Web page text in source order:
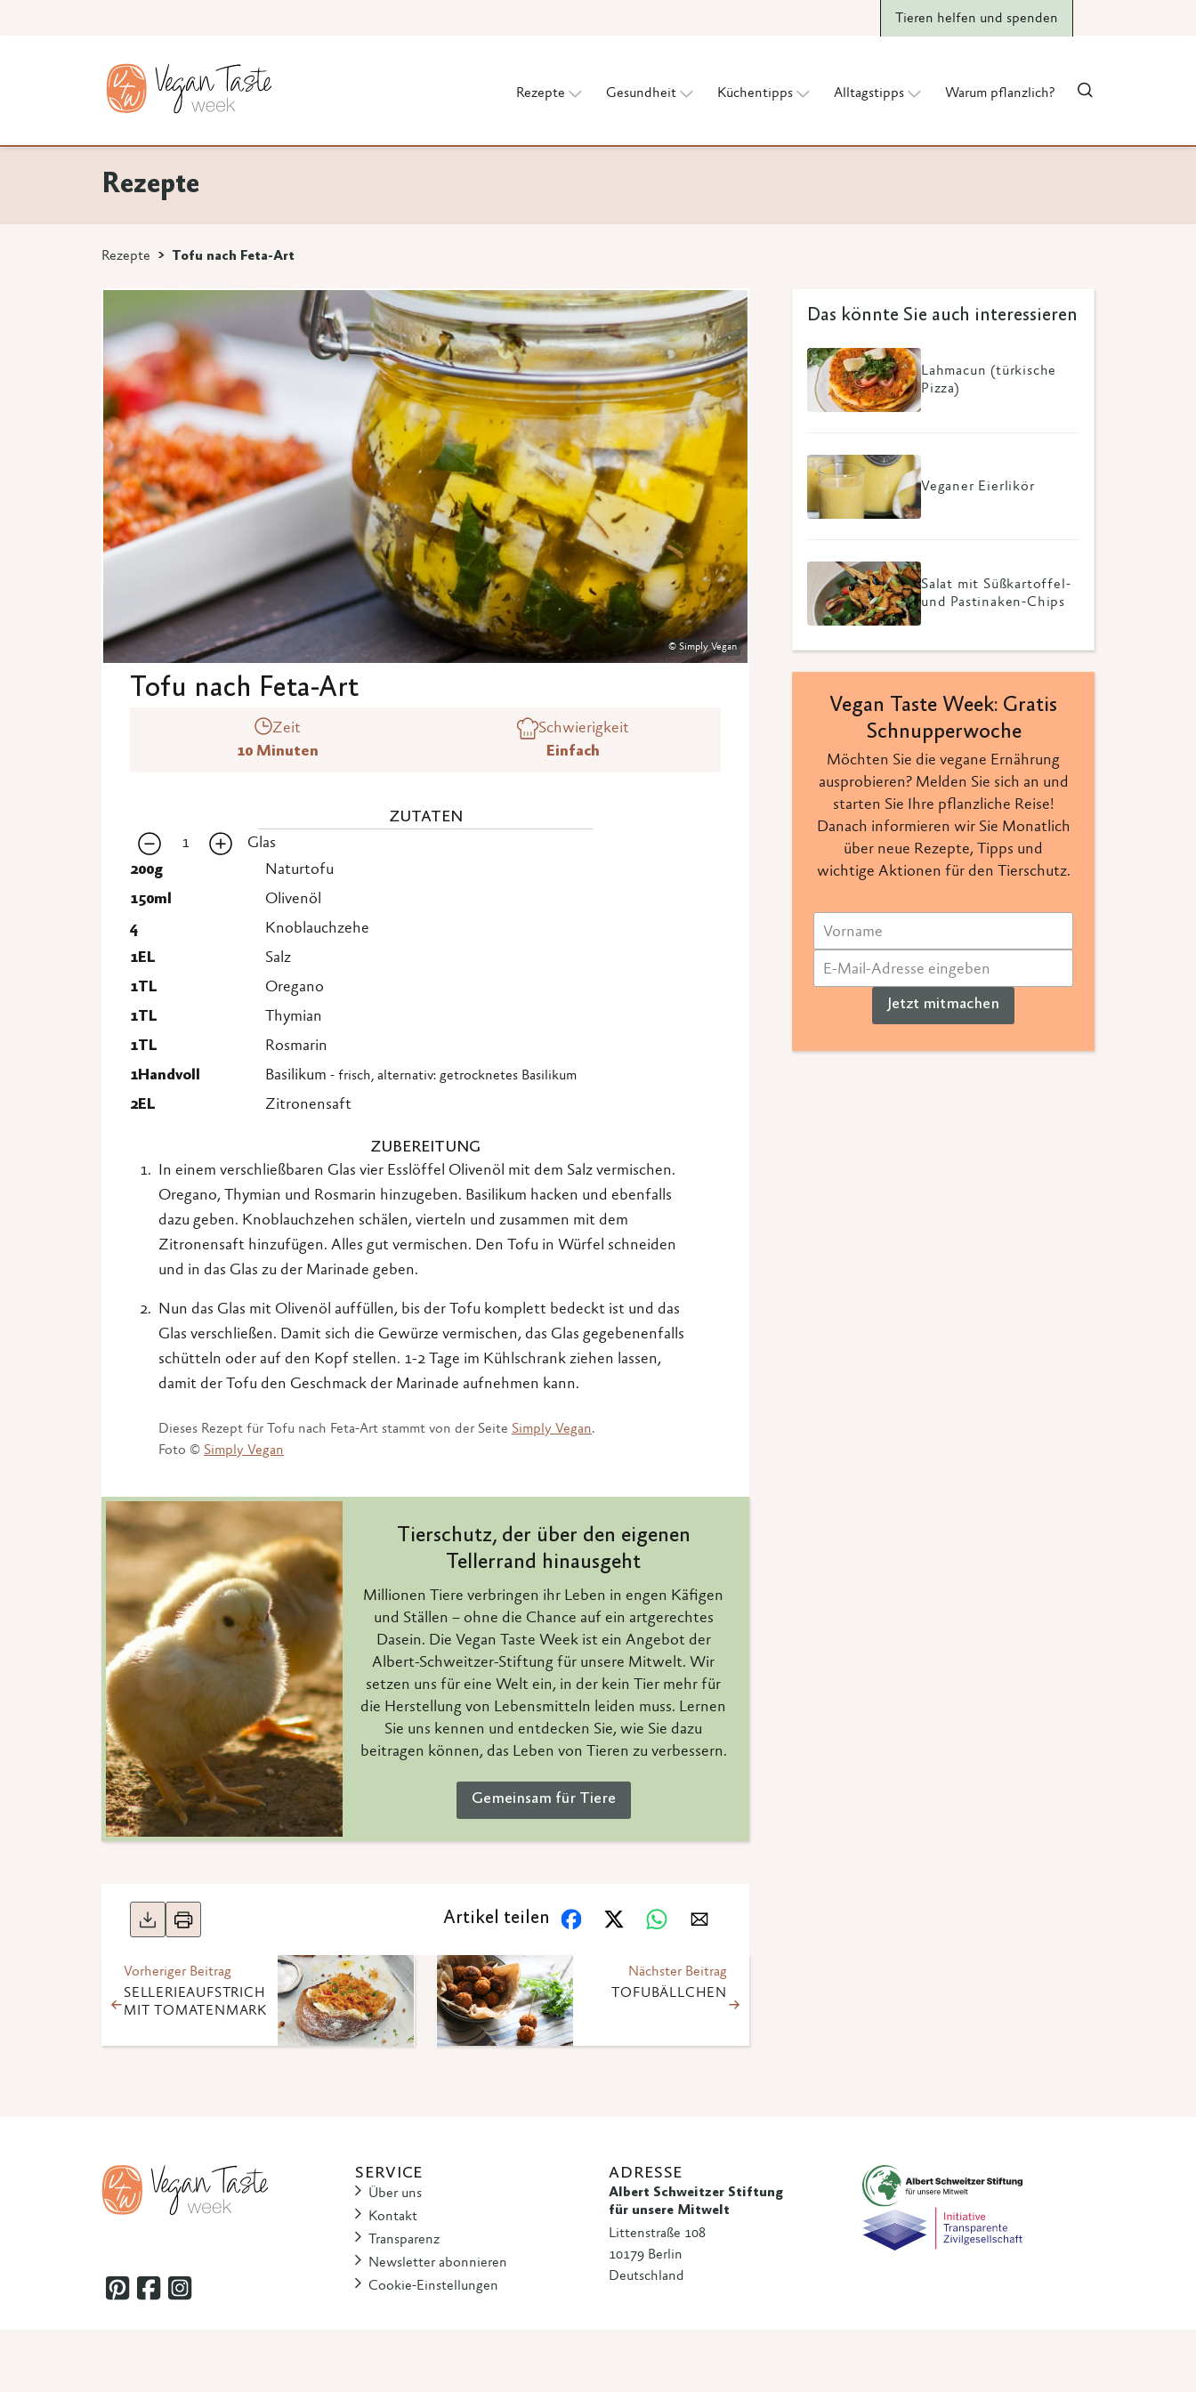
Tieren helfen und spenden
Rezepte Gesundheit Küchentipps Alltagstipps Warum pflanzlich?
Rezepte
Rezepte Tofu nach Feta-Art
© Simply Vegan
Tofu nach Feta-Art
Zeit
10 Minuten
Schwierigkeit
Einfach
ZUTATEN
1
Glas
200g
Naturtofu
150ml
Olivenöl
4
Knoblauchzehe
1EL
Salz
1TL
Oregano
1TL
Thymian
1TL
Rosmarin
1Handvoll Basilikum - frisch, alternativ: getrocknetes Basilikum
2EL Zitronensaft
ZUBEREITUNG
In einem verschließbaren Glas vier Esslöffel Olivenöl mit dem Salz vermischen.
Oregano, Thymian und Rosmarin hinzugeben. Basilikum hacken und ebenfalls
dazu geben. Knoblauchzehen schälen, vierteln und zusammen mit dem
Zitronensaft hinzufügen. Alles gut vermischen. Den Tofu in Würfel schneiden
und in das Glas zu der Marinade geben.
Nun das Glas mit Olivenöl auffüllen, bis der Tofu komplett bedeckt ist und das
Glas verschließen. Damit sich die Gewürze vermischen, das Glas gegebenenfalls
schütteln oder auf den Kopf stellen. 1-2 Tage im Kühlschrank ziehen lassen,
damit der Tofu den Geschmack der Marinade aufnehmen kann.
Dieses Rezept für Tofu nach Feta-Art stammt von der Seite Simply Vegan.
Foto © Simply Vegan
Tierschutz, der über den eigenen
Tellerrand hinausgeht
Millionen Tiere verbringen ihr Leben in engen Käfigen
und Ställen – ohne die Chance auf ein artgerechtes
Dasein. Die Vegan Taste Week ist ein Angebot der
Albert-Schweitzer-Stiftung für unsere Mitwelt. Wir
setzen uns für eine Welt ein, in der kein Tier mehr für
die Herstellung von Lebensmitteln leiden muss. Lernen
Sie uns kennen und entdecken Sie, wie Sie dazu
beitragen können, das Leben von Tieren zu verbessern.
Gemeinsam für Tiere
Artikel teilen
Vorheriger Beitrag
SELLERIEAUFSTRICH
MIT TOMATENMARK
Nächster Beitrag
TOFUBÄLLCHEN
Das könnte Sie auch interessieren
Lahmacun (türkische
Pizza)
Veganer Eierlikör
Salat mit Süßkartoffel-
und Pastinaken-Chips
Vegan Taste Week: Gratis
Schnupperwoche
Möchten Sie die vegane Ernährung
ausprobieren? Melden Sie sich an und
starten Sie Ihre pflanzliche Reise!
Danach informieren wir Sie Monatlich
über neue Rezepte, Tipps und
wichtige Aktionen für den Tierschutz.
Jetzt mitmachen
SERVICE
Über uns
Kontakt
Transparenz
Newsletter abonnieren
Cookie-Einstellungen
ADRESSE
Albert Schweitzer Stiftung
für unsere Mitwelt
Littenstraße 108
10179 Berlin
Deutschland